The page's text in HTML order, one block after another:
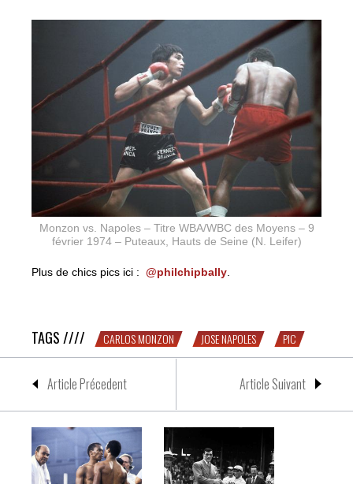
Monzon vs. Napoles – Titre WBA/WBC des Moyens – 9
février 1974 – Puteaux, Hauts de Seine (N. Leifer)
Plus de chics pics ici : @philchipbally.
TAGS //// CARLOS MONZON JOSE NAPOLES PIC
Article Précedent Article Suivant